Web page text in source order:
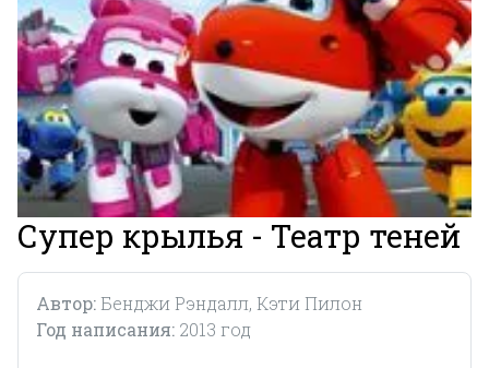
Супер крылья - Театр теней
Автор: Бенджи Рэндалл, Кэти Пилон
Год написания: 2013 год